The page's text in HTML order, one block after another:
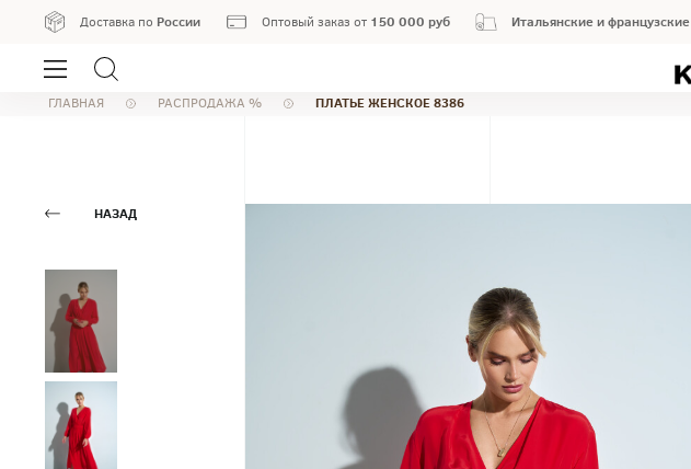
Доставка по России Оптовый заказ от 150 000 руб Итальянские и французские
ГЛАВНАЯ
РАСПРОДАЖА % ПЛАТЬЕ ЖЕНСКОЕ 8386
НАЗАД